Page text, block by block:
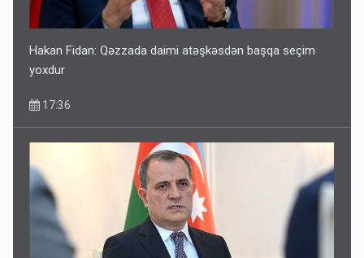
Hakan Fidan: Qəzzada daimi atəşkəsdən başqa seçim
yoxdur
17:36